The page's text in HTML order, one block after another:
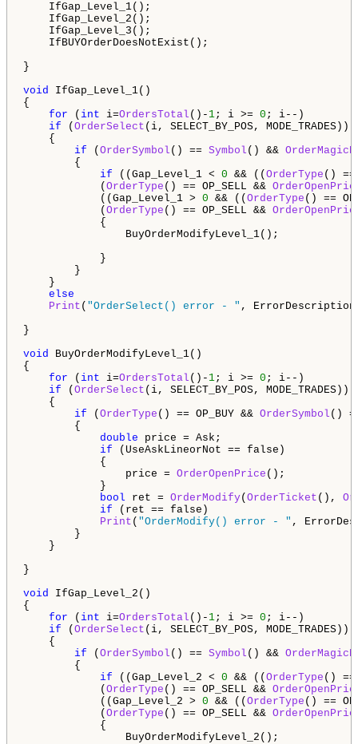
IfGap_Level_1();
IfGap_Level_2();
IfGap_Level_3();
IfBUYOrderDoesNotExist();
}
void IfGap_Level_1()
{
for ( int i=OrdersTotal ()- 1; i >= 0 ; i--)
if ( OrderSelect (i, SELECT_BY_POS, MODE_TRADES))
{
if ( OrderSymbol () == Symbol () &&
{
if ((Gap_Level_1 < 0 && (( OrderType () ==
( OrderType () == OP_SELL &&
((Gap_Level_1 > 0 && (( OrderType () ==
( OrderType () == OP_SELL &&
{
BuyOrderModifyLevel_1();
}
}
}
else
Print ( "OrderSelect() error - " ,
}
void BuyOrderModifyLevel_1()
{
for ( int i=OrdersTotal ()- 1; i >= 0 ; i--)
if ( OrderSelect (i, SELECT_BY_POS, MODE_TRADES))
{
if ( OrderType () == OP_BUY && OrderSymbol ()
{
double price = Ask;
if (UseAskLineorNot == false)
{
price = OrderOpenPrice ();
}
bool ret = OrderModify( OrderTicket (),
if (ret == false)
Print ( "OrderModify() error - " ,
}
}
}
void IfGap_Level_2()
{
for ( int i=OrdersTotal ()- 1; i >= 0 ; i--)
if ( OrderSelect (i, SELECT_BY_POS, MODE_TRADES))
{
if ( OrderSymbol () == Symbol () &&
{
if ((Gap_Level_2 < 0 && (( OrderType () ==
( OrderType () == OP_SELL &&
((Gap_Level_2 > 0 && (( OrderType () ==
( OrderType () == OP_SELL &&
{
BuyOrderModifyLevel_2();